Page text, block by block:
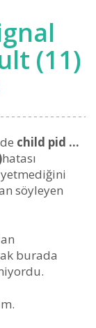
(11)
child pid …
hatası
söyleyen
burada